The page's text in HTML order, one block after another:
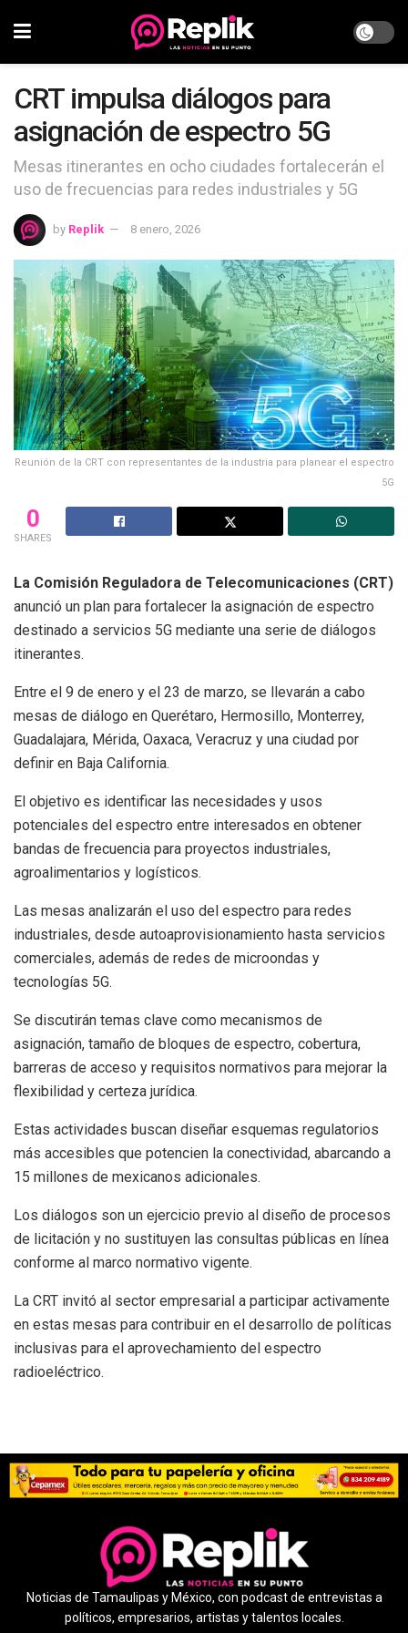
CRT impulsa diálogos para
asignación de espectro 5G
Mesas itinerantes en ocho ciudades fortalecerán el
uso de frecuencias para redes industriales y 5G
by Replik 8 enero, 2026
Reunión de la CRT con representantes de la industria para planear el espectro
5G
0
SHARES
La Comisión Reguladora de Telecomunicaciones (CRT)
anunció un plan para fortalecer la asignación de espectro
destinado a servicios 5G mediante una serie de diálogos
itinerantes.
Entre el 9 de enero y el 23 de marzo, se llevarán a cabo
mesas de diálogo en Querétaro, Hermosillo, Monterrey,
Guadalajara, Mérida, Oaxaca, Veracruz y una ciudad por
definir en Baja California.
El objetivo es identificar las necesidades y usos
potenciales del espectro entre interesados en obtener
bandas de frecuencia para proyectos industriales,
agroalimentarios y logísticos.
Las mesas analizarán el uso del espectro para redes
industriales, desde autoaprovisionamiento hasta servicios
comerciales, además de redes de microondas y
tecnologías 5G.
Se discutirán temas clave como mecanismos de
asignación, tamaño de bloques de espectro, cobertura,
barreras de acceso y requisitos normativos para mejorar la
flexibilidad y certeza jurídica.
Estas actividades buscan diseñar esquemas regulatorios
más accesibles que potencien la conectividad, abarcando a
15 millones de mexicanos adicionales.
Los diálogos son un ejercicio previo al diseño de procesos
de licitación y no sustituyen las consultas públicas en línea
conforme al marco normativo vigente.
La CRT invitó al sector empresarial a participar activamente
en estas mesas para contribuir en el desarrollo de políticas
inclusivas para el aprovechamiento del espectro
radioeléctrico.
Noticias de Tamaulipas y México, con podcast de entrevistas a
políticos, empresarios, artistas y talentos locales.